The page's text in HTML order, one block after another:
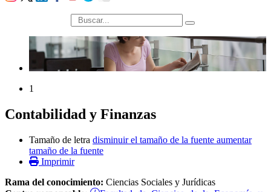
búsqueda
1
Contabilidad y Finanzas
Tamaño de letra disminuir el tamaño de la fuente aumentar
tamaño de la fuente
Imprimir
Rama del conocimiento: Ciencias Sociales y Jurídicas